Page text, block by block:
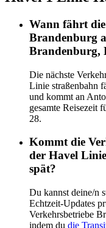
Wann fährt die
Brandenburg
Brandenburg,
Die nächste
Linie straßenbahn
und kommt an
gesamte Reisezeit
28.
Kommt die
der Havel
spät?
Du kannst deine/n
Echtzeit-Updates
Verkehrsbetriebe
indem du die